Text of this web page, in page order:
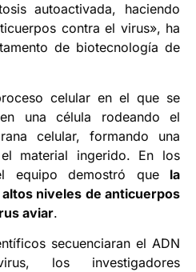
autoactivada, haciendo
contra el virus», ha
de biotecnología de
celular en el que se
una célula rodeando el
celular, formando una
material ingerido. En los
equipo demostró que la
niveles de anticuerpos
aviar.
secuenciaran el ADN
los investigadores